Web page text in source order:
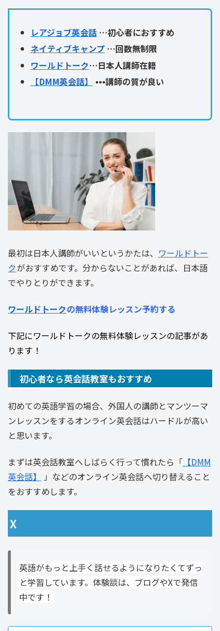
レアジョブ英会話 …初心者におすすめ
ネイティブキャンプ …回数無制限
ワールドトーク…日本人講師在籍
【DMM英会話】
•••講師の質が良い
最初は日本人講師がいいというかたは、 ワールドトー
クがおすすめです。分からないことがあれば、日本語
でやりとりができます。
ワールドトークの無料体験レッスン予約する
下記にワールドトークの無料体験レッスンの記事があ
ります！
初心者なら英会話教室もおすすめ
初めての英語学習の場合、外国人の講師とマンツーマ
ンレッスンをするオンライン英会話はハードルが高い
と思います。
まずは英会話教室へしばらく行って慣れたら「 【DMM
英会話】
」などのオンライン英会話へ切り替えること
をおすすめします。
X
英語がもっと上手く話せるようになりたくてずっ
と学習しています。体験談は、ブログやXで発信
中です！